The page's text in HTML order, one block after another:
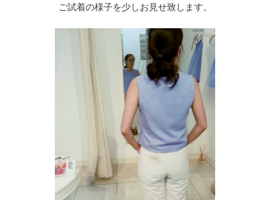
ご試着の様子を少しお見せ致します。